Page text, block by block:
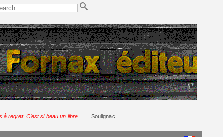
regret. C’est si beau un libre... Soulignac